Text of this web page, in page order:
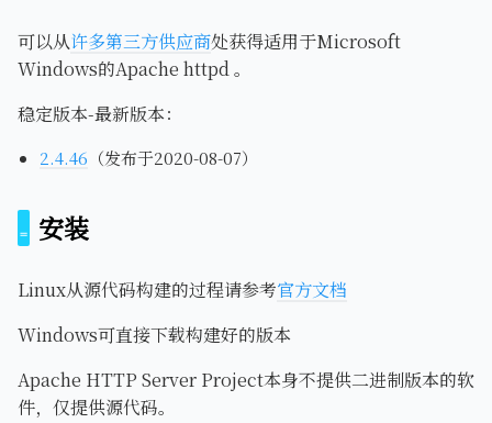
可以从许多第三方供应商处获得适用于Microsoft
Windows的Apache httpd 。
稳定版本-最新版本：
2.4.46 （发布于2020-08-07）
安装
Linux从源代码构建的过程请参考官方文档
Windows可直接下载构建好的版本
Apache HTTP Server Project本身不提供二进制版本的软
件，仅提供源代码。